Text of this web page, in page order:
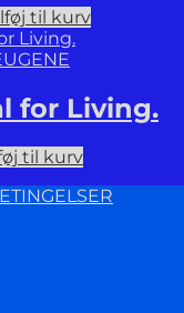
til kurv
for Living.
til kurv